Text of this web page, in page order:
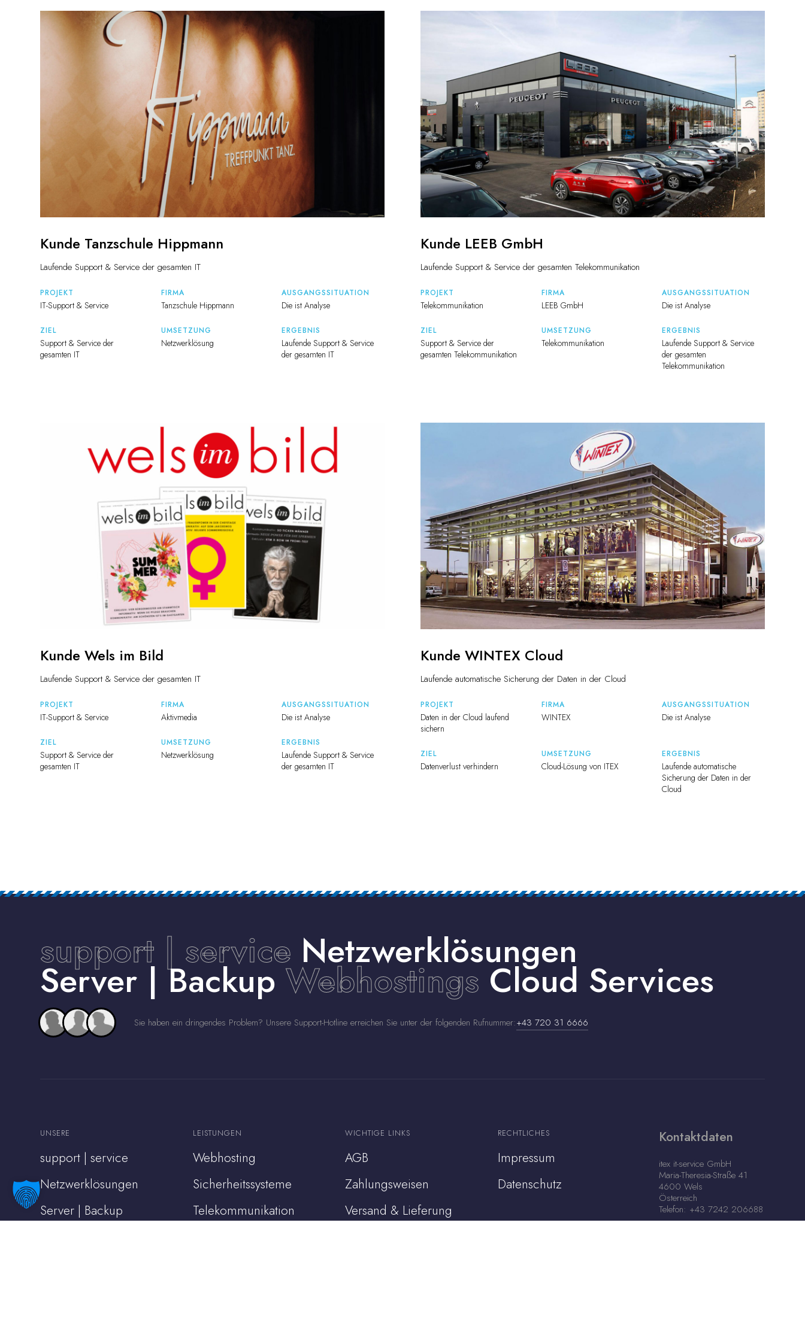
Kunde Tanzschule Hippmann
Laufende Support & Service der gesamten IT
PROJEKT
IT-Support & Service
FIRMA
Tanzschule Hippmann
AUSGANGSSITUATION
Die ist Analyse
ZIEL
Support & Service der
gesamten IT
UMSETZUNG
Netzwerklösung
ERGEBNIS
Laufende Support & Service
der gesamten IT
Kunde LEEB GmbH
Laufende Support & Service der gesamten Telekommunikation
PROJEKT
Telekommunikation
FIRMA
LEEB GmbH
AUSGANGSSITUATION
Die ist Analyse
ZIEL
Support & Service der
gesamten Telekommunikation
UMSETZUNG
Telekommunikation
ERGEBNIS
Laufende Support & Service
der gesamten
Telekommunikation
Kunde Wels im Bild
Laufende Support & Service der gesamten IT
PROJEKT
IT-Support & Service
FIRMA
Aktivmedia
AUSGANGSSITUATION
Die ist Analyse
ZIEL
Support & Service der
gesamten IT
UMSETZUNG
Netzwerklösung
ERGEBNIS
Laufende Support & Service
der gesamten IT
Kunde WINTEX Cloud
Laufende automatische Sicherung der Daten in der Cloud
PROJEKT
Daten in der Cloud laufend
sichern
FIRMA
WINTEX
AUSGANGSSITUATION
Die ist Analyse
ZIEL
Datenverlust verhindern
UMSETZUNG
Cloud-Lösung von ITEX
ERGEBNIS
Laufende automatische
Sicherung der Daten in der
Cloud
support | service Netzwerklösungen
Server | BackupWebhostings Cloud Services
Sie haben ein dringendes Problem? Unsere Support-Hotline erreichen Sie unter der folgenden Rufnummer:+43 720 31 6666
UNSERE
support | service
Netzwerklösungen
Server | Backup
LEISTUNGEN
Webhosting
Sicherheitssysteme
Telekommunikation
WICHTIGE LINKS
AGB
Zahlungsweisen
Versand & Lieferung
RECHTLICHES
Impressum
Datenschutz
Kontaktdaten
itex it-service GmbH
Maria-Theresia-Straße 41
4600 Wels
Österreich
Telefon: +43 7242 206688